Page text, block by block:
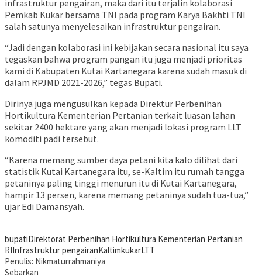
infrastruktur pengairan, maka dari itu terjalin kolaborasi
Pemkab Kukar bersama TNI pada program Karya Bakhti TNI
salah satunya menyelesaikan infrastruktur pengairan.
“Jadi dengan kolaborasi ini kebijakan secara nasional itu saya
tegaskan bahwa program pangan itu juga menjadi prioritas
kami di Kabupaten Kutai Kartanegara karena sudah masuk di
dalam RPJMD 2021-2026,” tegas Bupati.
Dirinya juga mengusulkan kepada Direktur Perbenihan
Hortikultura Kementerian Pertanian terkait luasan lahan
sekitar 2400 hektare yang akan menjadi lokasi program LLT
komoditi padi tersebut.
“Karena memang sumber daya petani kita kalo dilihat dari
statistik Kutai Kartanegara itu, se-Kaltim itu rumah tangga
petaninya paling tinggi menurun itu di Kutai Kartanegara,
hampir 13 persen, karena memang petaninya sudah tua-tua,”
ujar Edi Damansyah.
bupatiDirektorat Perbenihan Hortikultura Kementerian Pertanian
RIInfrastruktur pengairanKaltimkukarLTT
Penulis: Nikmaturrahmaniya
Sebarkan